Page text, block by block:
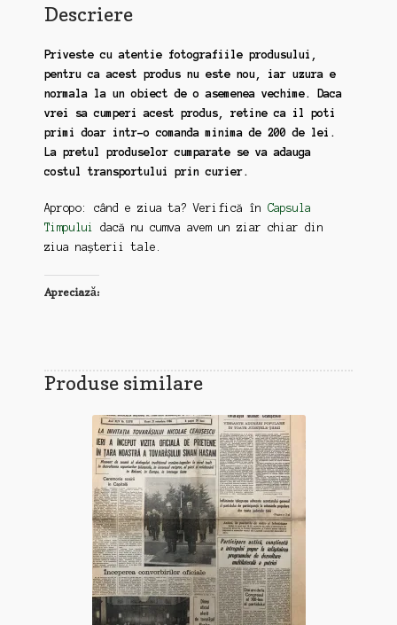
Descriere
Priveste cu atentie fotografiile produsului,
pentru ca acest produs nu este nou, iar uzura e
normala la un obiect de o asemenea vechime. Daca
vrei sa cumperi acest produs, retine ca il poti
primi doar intr-o comanda minima de 200 de lei.
La pretul produselor cumparate se va adauga
costul transportului prin curier.
Apropo: când e ziua ta? Verifică în Capsula
Timpului
dacă nu cumva avem un ziar chiar din
ziua nașterii tale.
Apreciază:
Produse similare